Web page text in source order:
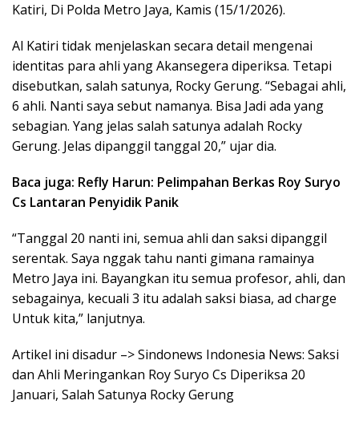
Katiri, Di Polda Metro Jaya, Kamis (15/1/2026).
Al Katiri tidak menjelaskan secara detail mengenai
identitas para ahli yang Akansegera diperiksa. Tetapi
disebutkan, salah satunya, Rocky Gerung. “Sebagai ahli,
6 ahli. Nanti saya sebut namanya. Bisa Jadi ada yang
sebagian. Yang jelas salah satunya adalah Rocky
Gerung. Jelas dipanggil tanggal 20,” ujar dia.
Baca juga: Refly Harun: Pelimpahan Berkas Roy Suryo
Cs Lantaran Penyidik Panik
“Tanggal 20 nanti ini, semua ahli dan saksi dipanggil
serentak. Saya nggak tahu nanti gimana ramainya
Metro Jaya ini. Bayangkan itu semua profesor, ahli, dan
sebagainya, kecuali 3 itu adalah saksi biasa, ad charge
Untuk kita,” lanjutnya.
Artikel ini disadur –> Sindonews Indonesia News: Saksi
dan Ahli Meringankan Roy Suryo Cs Diperiksa 20
Januari, Salah Satunya Rocky Gerung